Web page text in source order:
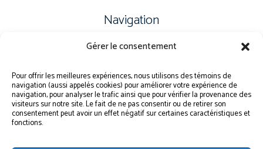
Gérer le consentement
Pour offrir les meilleures expériences, nous utilisons des témoins de
navigation (aussi appelés cookies) pour améliorer votre expérience de
navigation, pour analyser le trafic ainsi que pour vérifier la provenance des
visiteurs sur notre site. Le fait de ne pas consentir ou de retirer son
consentement peut avoir un effet négatif sur certaines caractéristiques et
fonctions.
Navigation
PLAN DU SITE
PORTAIL PARENTS
PLAINTE – SERVICE À L’ÉLÈVE
POLITIQUE DE CONFIDENTIALITÉ